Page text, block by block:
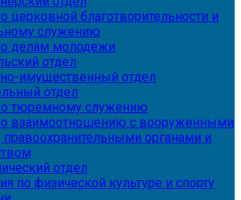
церковной благотворительности и
служению
делам молодежи
отдел
имущественный отдел
отдел
тюремному служению
взаимоотношению с вооруженными
правоохранительными органами и
отдел
по физической культуре и спорту